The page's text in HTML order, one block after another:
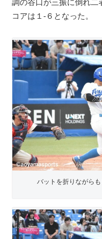
調の谷口が三振に倒れ二
コアは１-６となった。
バットを折りながら